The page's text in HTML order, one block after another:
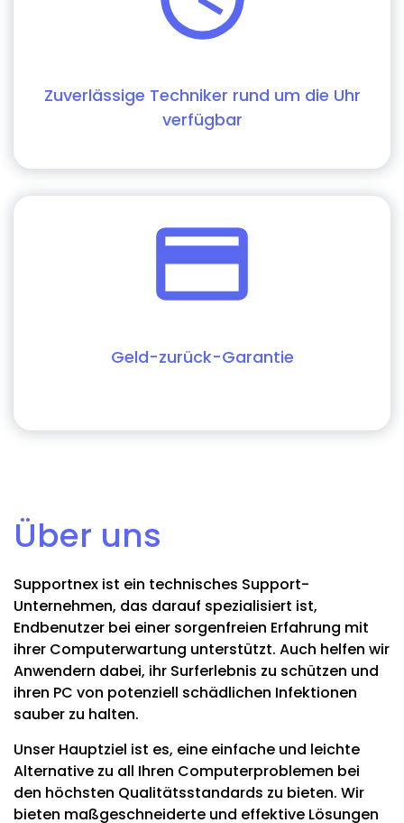
Zuverlässige Techniker rund um die Uhr
verfügbar
Geld-zurück-Garantie
Über uns
Supportnex ist ein technisches Support-
Unternehmen, das darauf spezialisiert ist,
Endbenutzer bei einer sorgenfreien Erfahrung mit
ihrer Computerwartung unterstützt. Auch helfen wir
Anwendern dabei, ihr Surferlebnis zu schützen und
ihren PC von potenziell schädlichen Infektionen
sauber zu halten.
Unser Hauptziel ist es, eine einfache und leichte
Alternative zu all Ihren Computerproblemen bei
den höchsten Qualitätsstandards zu bieten. Wir
bieten maßgeschneiderte und effektive Lösungen